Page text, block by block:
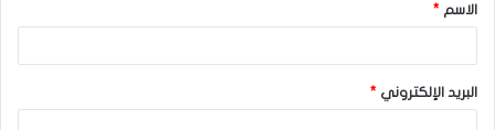
*
الاسم *
البريد الإلكتروني *